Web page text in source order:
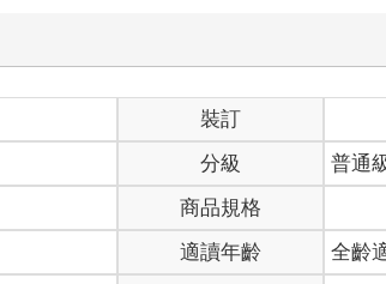
裝訂
分級
普通
商品規格
適讀年齡
全齡